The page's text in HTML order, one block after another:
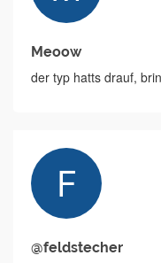
Meoow
der typ hatts drauf,
@feldstecher